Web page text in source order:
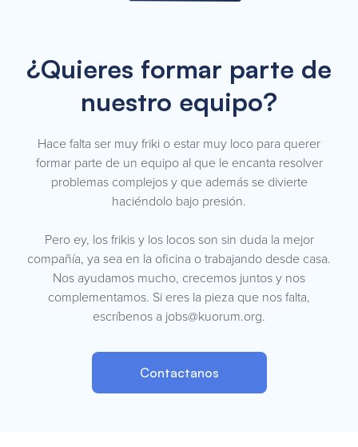
¿Quieres formar parte de
nuestro equipo?
Hace falta ser muy friki o estar muy loco para querer
formar parte de un equipo al que le encanta resolver
problemas complejos y que además se divierte
haciéndolo bajo presión.
Pero ey, los frikis y los locos son sin duda la mejor
compañía, ya sea en la oficina o trabajando desde casa.
Nos ayudamos mucho, crecemos juntos y nos
complementamos. Si eres la pieza que nos falta,
escríbenos a jobs@kuorum.org.
Contactanos